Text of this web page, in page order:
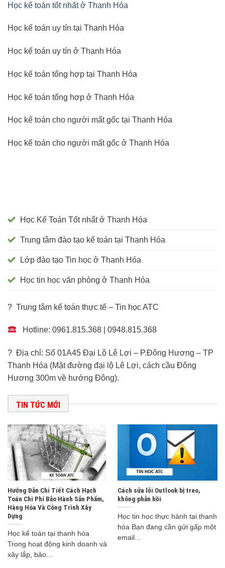
Học kế toán tốt nhất ở Thanh Hóa
Học kế toán uy tín tại Thanh Hóa
Học kế toán uy tín ở Thanh Hóa
Học kế toán tổng hợp tại Thanh Hóa
Học kế toán tổng hợp ở Thanh Hóa
Học kế toán cho người mất gốc tại Thanh Hóa
Học kế toán cho người mất gốc ở Thanh Hóa
Học Kế Toán Tốt nhất ở Thanh Hóa
Trung tâm đào tạo kế toán tại Thanh Hóa
Lớp đào tạo Tin học ở Thanh Hóa
Học tin học văn phòng ở Thanh Hóa
? Trung tâm kế toán thực tế – Tin học ATC
Hotline: 0961.815.368 | 0948.815.368
? Địa chỉ: Số 01A45 Đại Lộ Lê Lợi – P.Đông Hương – TP
Thanh Hóa (Mặt đường đại lộ Lê Lợi, cách cầu Đông
Hương 300m về hướng Đông).
TIN TỨC MỚI
Hướng Dẫn Chi Tiết Cách Hạch
Toán Chi Phí Bảo Hành Sản Phẩm,
Hàng Hóa Và Công Trình Xây
Dựng
Học kế toán tại thanh hóa
Trong hoạt động kinh doanh và
xây lắp, bảo...
Cách sửa lỗi Outlook bị treo,
không phản hồi
Học tin học thực hành tại thanh
hóa Bạn đang cần gửi gấp một
email...